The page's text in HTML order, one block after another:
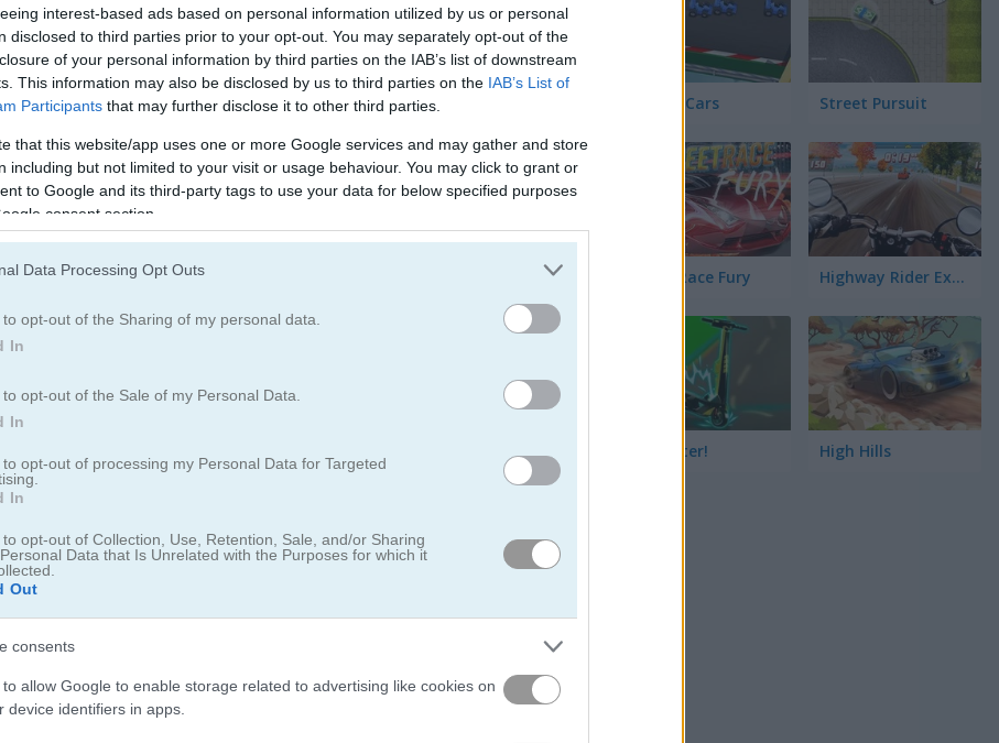
interest-based ads based on personal information utilized by us or personal
disclosed to third parties prior to your opt-out. You may separately opt-out of the
of your personal information by third parties on the IAB’s list of downstream
This information may also be disclosed by us to third parties on the IAB’s List of
Participants that may further disclose it to other third parties.
that this website/app uses one or more Google services and may gather and store
including but not limited to your visit or usage behaviour. You may click to grant or
to Google and its third-party tags to use your data for below specified purposes
consent section.
Data Processing Opt Outs
to opt-out of the Sharing of my personal data.
In
to opt-out of the Sale of my Personal Data.
In
to opt-out of processing my Personal Data for Targeted
In
to opt-out of Collection, Use, Retention, Sale, and/or Sharing
Data that Is Unrelated with the Purposes for which it
Out
consents
to allow Google to enable storage related to advertising like cookies on
device identifiers in apps.
Traffic Jam 3D 플레이 방법
한 레이싱 게임을 준비하세요
시간 안에 특정 점수를 모으고, 정해진 거리까지 달리는 등 여러 가지 미션에 도전
싶다면 안전벨트 딱 매고Traffic Jam 3D를 바로 플레이해 보세요!
Racing Cars Street Pursuit
StreetRace Fury Highway Rider Extreme
E-Scooter! High Hills